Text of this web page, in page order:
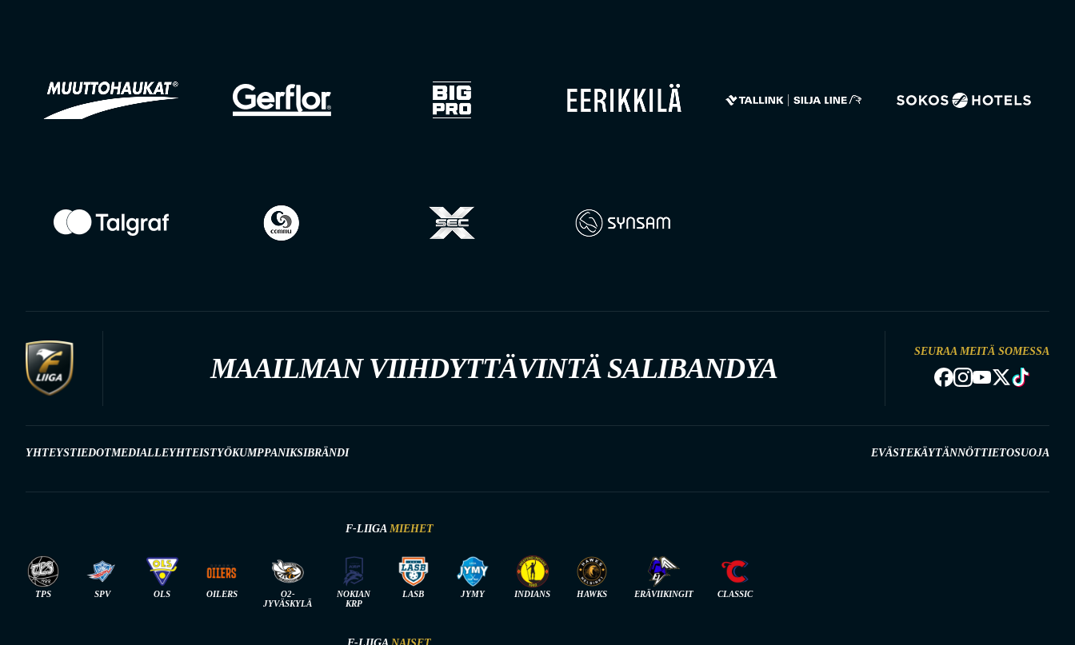
MAAILMAN VIIHDYTTÄVINTÄ SALIBANDYA
SEURAA MEITÄ SOMESSA
YHTEYSTIEDOTMEDIALLEYHTEISTYÖKUMPPANIKSIBRÄNDI EVÄSTEKÄYTÄNNÖTTIETOSUOJA
F-LIIGA MIEHET
TPS SPV OLS OILERS
O2-
JYVÄSKYLÄ
NOKIAN
KRP
LASB JYMY INDIANS HAWKS ERÄVIIKINGIT CLASSIC